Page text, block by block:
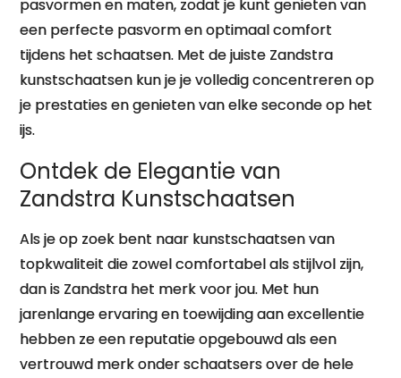
pasvormen en maten, zodat je kunt genieten van
een perfecte pasvorm en optimaal comfort
tijdens het schaatsen. Met de juiste Zandstra
kunstschaatsen kun je je volledig concentreren op
je prestaties en genieten van elke seconde op het
ijs.
Ontdek de Elegantie van
Zandstra Kunstschaatsen
Als je op zoek bent naar kunstschaatsen van
topkwaliteit die zowel comfortabel als stijlvol zijn,
dan is Zandstra het merk voor jou. Met hun
jarenlange ervaring en toewijding aan excellentie
hebben ze een reputatie opgebouwd als een
vertrouwd merk onder schaatsers over de hele